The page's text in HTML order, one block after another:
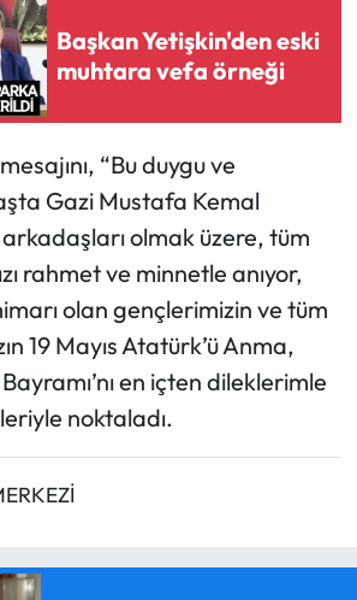
Başkan Yetişkin'den eski
muhtara vefa örneği
“Bu duygu ve
Gazi Mustafa Kemal
olmak üzere, tüm
rahmet ve minnetle anıyor,
olan gençlerimizin ve tüm
19 Mayıs Atatürk’ü Anma,
en içten dileklerimle
noktaladı.